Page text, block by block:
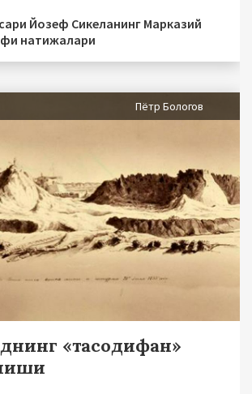
Йозеф Сикеланинг Марказий
натижалари
Пётр Бологов
«тасодифан»